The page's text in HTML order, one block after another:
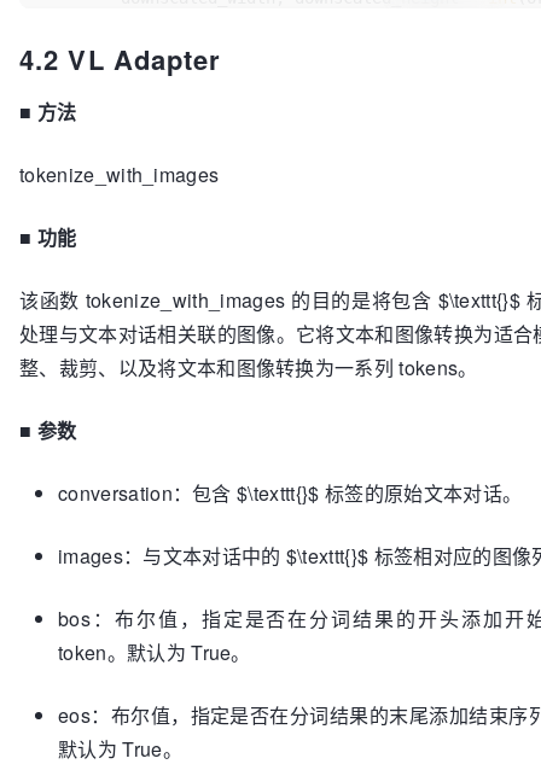
effective_resolution =
original_width * original_height)
wasted_resolution =
effective_resolution >
and wasted_resolution <
max_effective_resolution =
min_wasted_resolution =
best_fit = width, height
4.2 VL Adapter
■ 方法
tokenize_with_images
■ 功能
该函数 tokenize_with_images 的目的是将包含 $\texttt{}$
处理与文本对话相关联的图像。它将文本和图像转换为适
整、裁剪、以及将文本和图像转换为一系列 tokens。
■ 参数
conversation：包含 $\texttt{}$ 标签的原始文本对话。
images：与文本对话中的 $\texttt{}$ 标签相对应的图像
bos：布尔值，指定是否在分词结果的开头添加开
token。默认为 True。
eos：布尔值，指定是否在分词结果的末尾添加结束
默认为 True。